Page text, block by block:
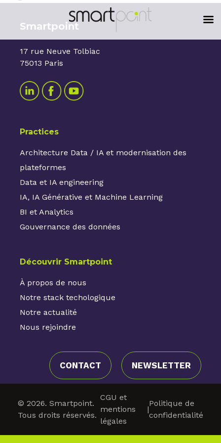
content
Smartpoint
17 rue Neuve Tolbiac
75013 Paris
Practices
Architecture Data / IA et modernisation des
plateformes
Data et IA engineering
IA, IA Générative et Machine Learning
BI et Analytics
Gouvernance des données
Découvrir Smartpoint
À propos de nous
Notre stack techologique
Notre actualité
Nous rejoindre
CONTACT NEWSLETTER
© 2026. Smartpoint.
Tous droits réservés.
CGU et
mentions
légales
|
Politique de
confidentialité